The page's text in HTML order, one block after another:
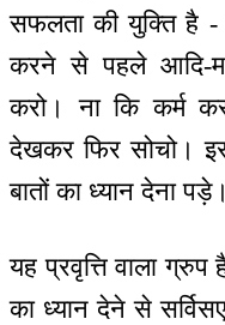
सफलता की युक्ति है -
करने से पहले आदि-
करो। ना कि कर्म
देखकर फिर सोचो।
बातों का ध्यान देना पड़े।
यह प्रवृत्ति वाला ग्रुप
का ध्यान देने से